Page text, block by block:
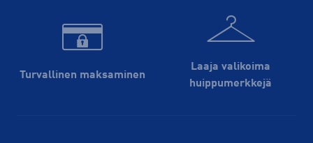
Turvallinen maksaminen
Laaja valikoima
huippu­merkkejä